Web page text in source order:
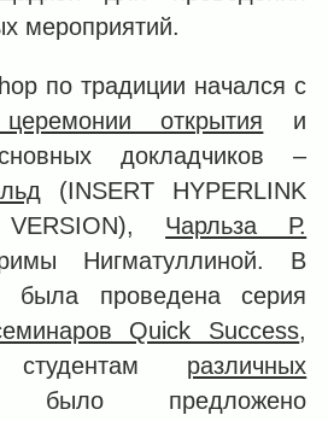
мероприятий.
по традиции начался с
открытия и
докладчиков ‒
(INSERT HYPERLINK
Чарльза Р.
Нигматуллиной. В
была проведена серия
Quick Success,
различных
предложено